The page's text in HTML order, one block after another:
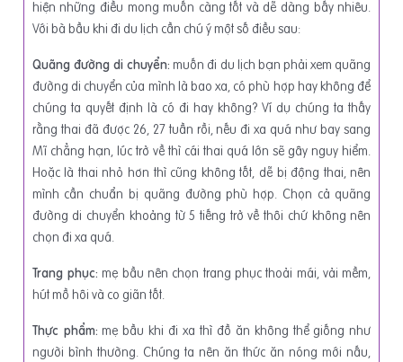
hiện những điều mong muốn càng tốt và dễ dàng bấy nhiêu.
Với bà bầu khi đi du lịch cần chú ý một số điều sau:
Quãng đường di chuyển: muốn đi du lịch bạn phải xem quãng
đường di chuyển của mình là bao xa, có phù hợp hay không để
chúng ta quyết định là có đi hay không? Ví dụ chúng ta thấy
rằng thai đã được 26, 27 tuần rồi, nếu đi xa quá như bay sang
Mĩ chẳng hạn, lúc trở về thì cái thai quá lớn sẽ gây nguy hiểm.
Hoặc là thai nhỏ hơn thì cũng không tốt, dễ bị động thai, nên
mình cần chuẩn bị quãng đường phù hợp. Chọn cả quãng
đường di chuyển khoảng từ 5 tiếng trở về thôi chứ không nên
chọn đi xa quá.
Trang phục: mẹ bầu nên chọn trang phục thoải mái, vải mềm,
hút mồ hôi và co giãn tốt.
Thực phẩm: mẹ bầu khi đi xa thì đồ ăn không thể giống như
người bình thường. Chúng ta nên ăn thức ăn nóng mới nấu,